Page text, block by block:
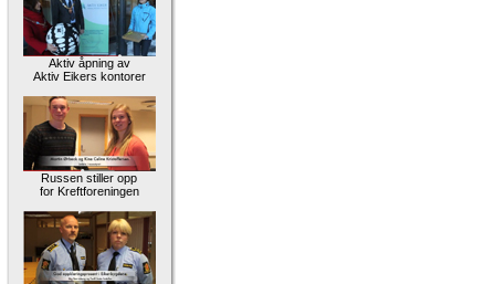
Aktiv åpning av
Aktiv Eikers kontorer
Russen stiller opp
for Kreftforeningen